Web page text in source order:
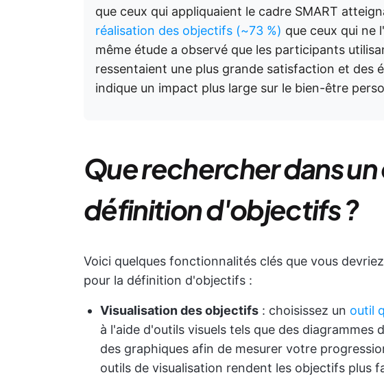
que ceux qui appliquaient le cadre SMART
réalisation des objectifs (~73 %) que ceux qui ne
même étude a observé que les participants
ressentaient une plus grande satisfaction et des
indique un impact plus large sur le bien-être
Que rechercher dans
définition d'objectifs ?
Voici quelques fonctionnalités clés que vous
pour la définition d'objectifs :
Visualisation des objectifs : choisissez un outil
à l'aide d'outils visuels tels que des diagrammes
des graphiques afin de mesurer votre
outils de visualisation rendent les objectifs plus